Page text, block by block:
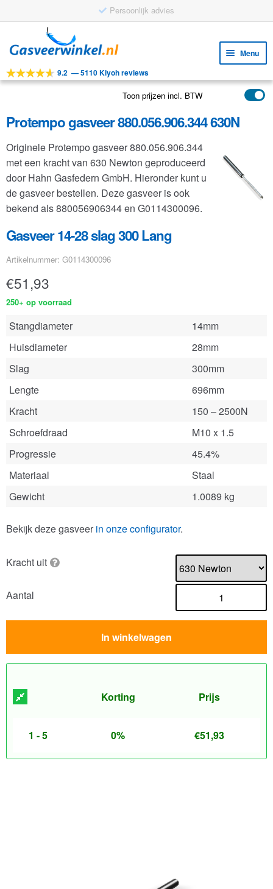
Persoonlijk advies
door
navigatie
naar
inhoud
Menu
Tools
Toepassingen
Klantenservice
FAQ
9.2 —5110 Kiyoh reviews
Toon prijzen incl. BTW
Protempo gasveer 880.056.906.344 630N
Originele Protempo gasveer 880.056.906.344
met een kracht van 630 Newton geproduceerd
door Hahn Gasfedern GmbH. Hieronder kunt u
de gasveer bestellen. Deze gasveer is ook
bekend als 880056906344 en G0114300096.
Gasveer 14-28 slag 300 Lang
Artikelnummer: G0114300096
€51,93
250+ op voorraad
Stangdiameter
14mm
Huisdiameter
28mm
Slag
300mm
Lengte
696mm
Kracht
150 – 2500N
Schroefdraad
M10 x 1.5
Progressie
45.4%
Materiaal
Staal
Gewicht
1.0089 kg
Bekijk deze gasveer in onze configurator.
Kracht uit
Aantal
In winkelwagen
Korting Prijs
1 - 5 0% €51,93